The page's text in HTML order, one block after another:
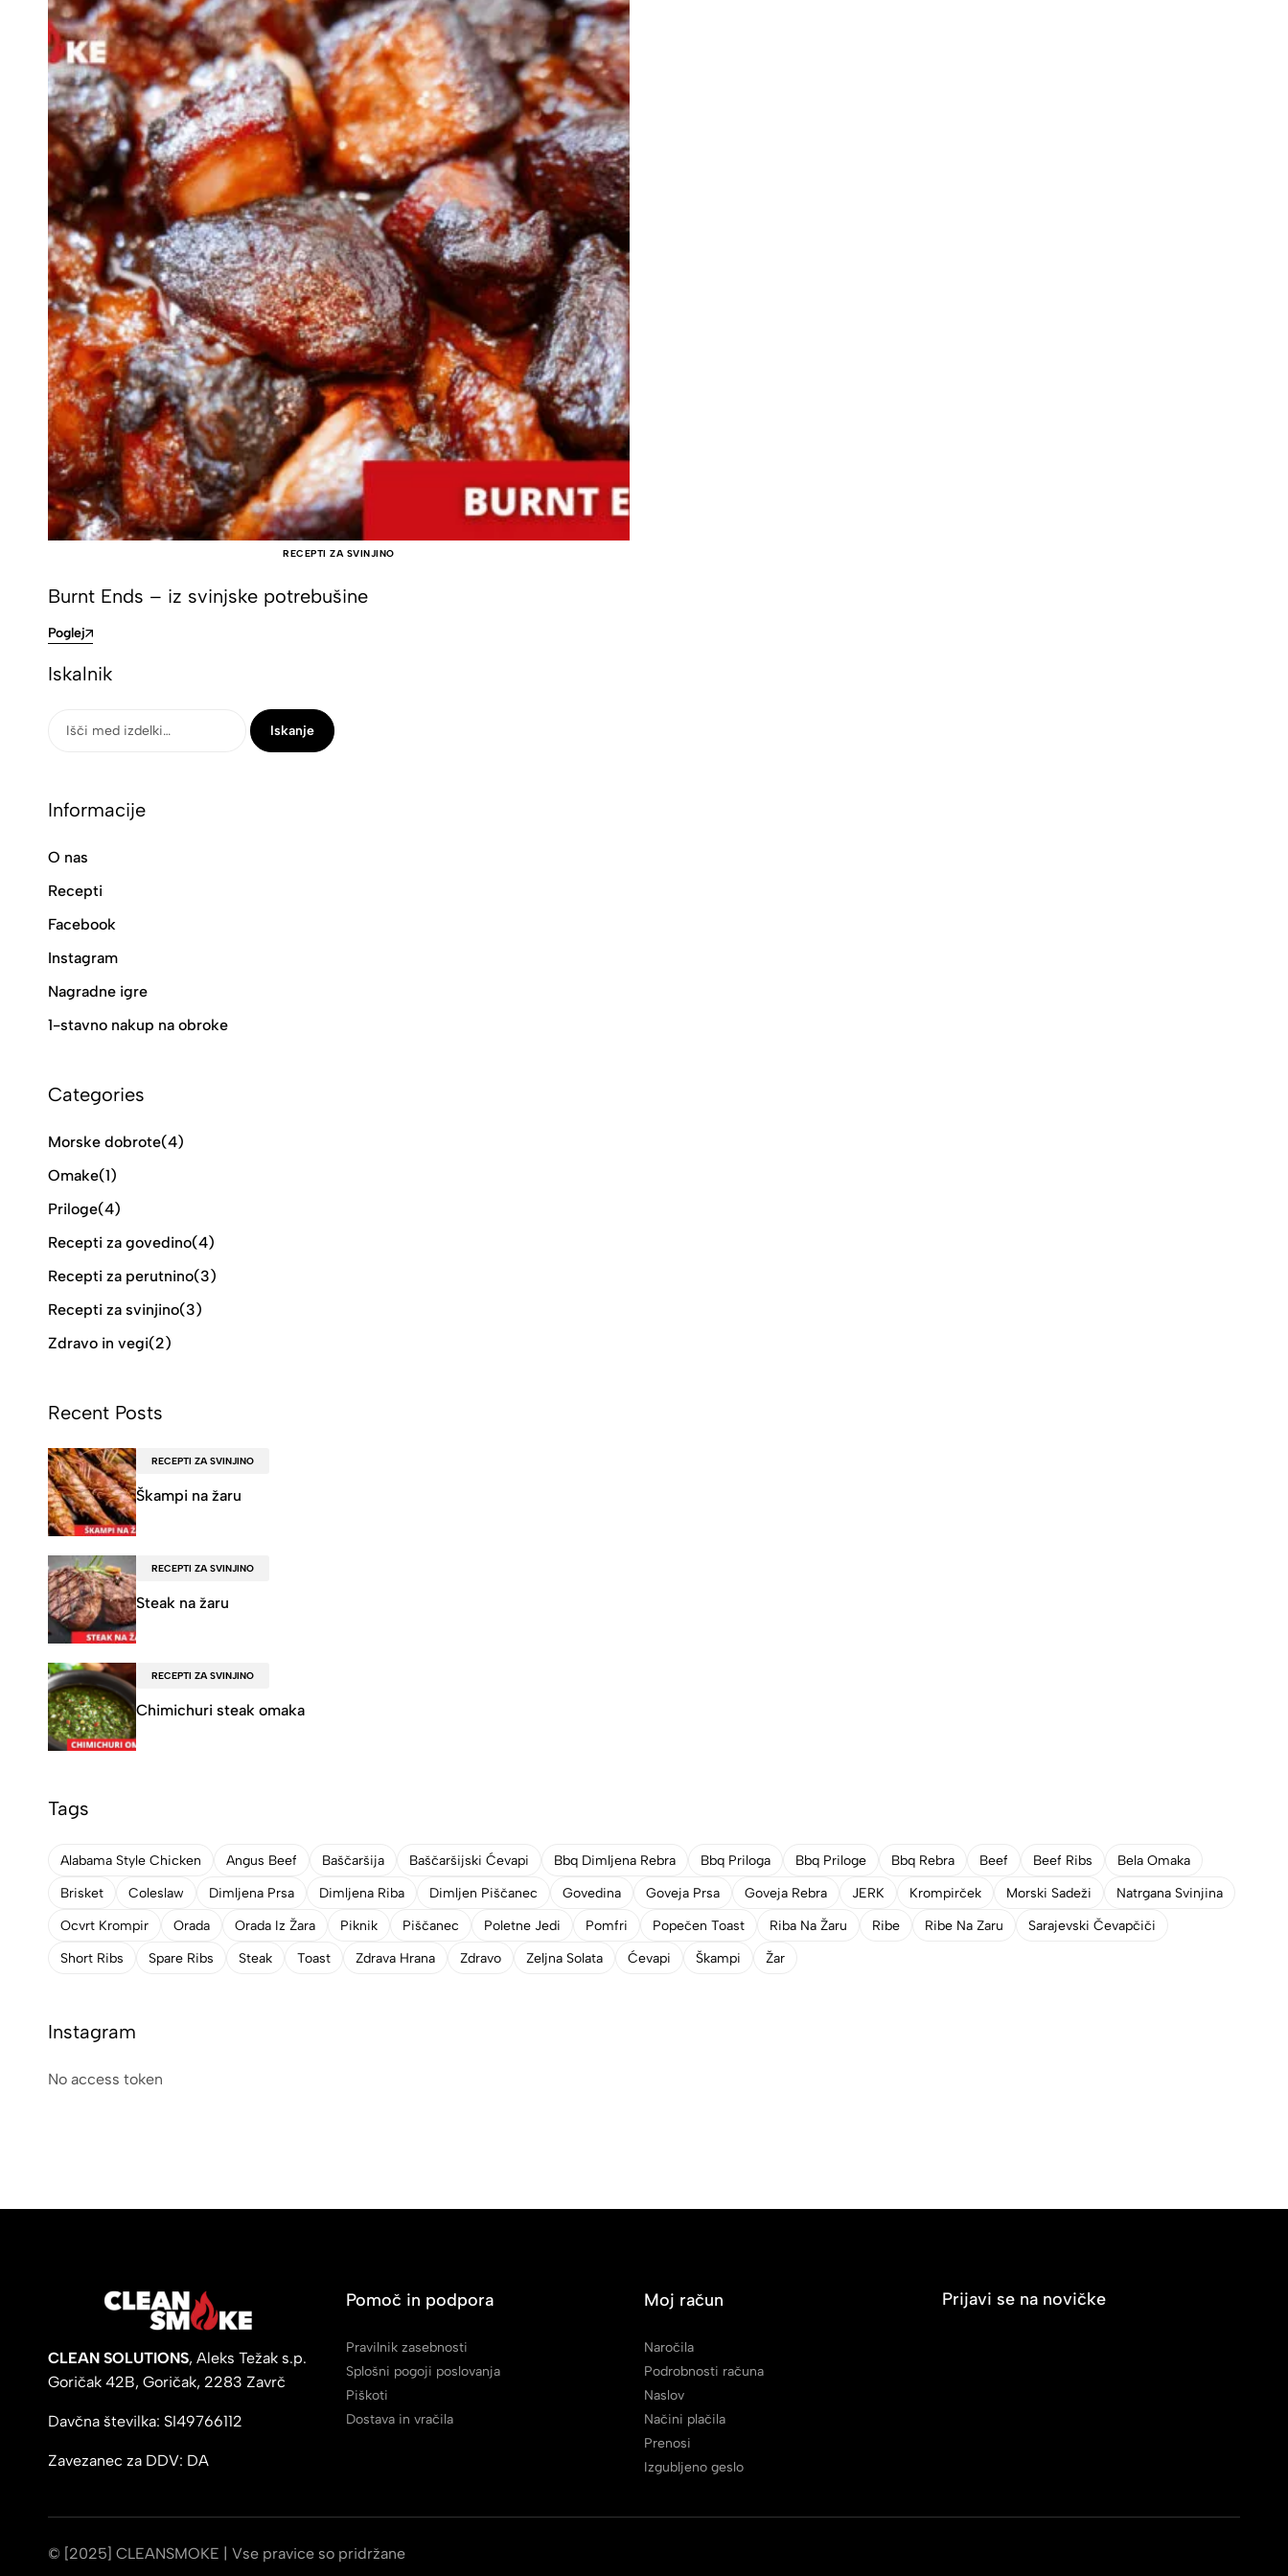
RECEPTI ZA SVINJINO
Burnt Ends – iz svinjske potrebušine
Poglej
Iskalnik
Iskanje
Informacije
O nas
Recepti
Facebook
Instagram
Nagradne igre
1-stavno nakup na obroke
Categories
Morske dobrote(4)
Omake(1)
Priloge(4)
Recepti za govedino(4)
Recepti za perutnino(3)
Recepti za svinjino(3)
Zdravo in vegi(2)
Recent Posts
RECEPTI ZA SVINJINO
Škampi na žaru
RECEPTI ZA SVINJINO
Steak na žaru
RECEPTI ZA SVINJINO
Chimichuri steak omaka
Tags
Alabama Style Chicken Angus Beef Baščaršija Baščaršijski Ćevapi Bbq Dimljena Rebra Bbq Priloga Bbq Priloge Bbq Rebra Beef Beef Ribs
Bela Omaka
Brisket
Coleslaw Dimljena Prsa Dimljena Riba Dimljen Piščanec Govedina Goveja Prsa Goveja Rebra JERK Krompirček Morski Sadeži
Natrgana Svinjina
Ocvrt Krompir
Orada Orada Iz Žara Piknik Piščanec Poletne Jedi Pomfri Popečen Toast Riba Na Žaru Ribe Ribe Na Zaru
Sarajevski Čevapčiči
Short Ribs
Spare Ribs Steak Toast Zdrava Hrana Zdravo Zeljna Solata Ćevapi Škampi Žar
Instagram
No access token
CLEAN SOLUTIONS, Aleks Težak s.p.
Goričak 42B, Goričak, 2283 Zavrč
Davčna številka: SI49766112
Zavezanec za DDV: DA
Pomoč in podpora
Pravilnik zasebnosti
Splošni pogoji poslovanja
Piškoti
Dostava in vračila
Moj račun
Naročila
Podrobnosti računa
Naslov
Načini plačila
Prenosi
Izgubljeno geslo
Prijavi se na novičke
© [2025] CLEANSMOKE | Vse pravice so pridržane